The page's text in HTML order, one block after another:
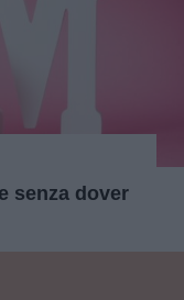
senza dover